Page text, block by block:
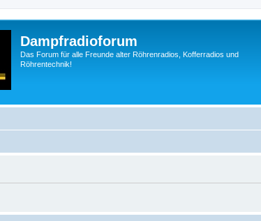
Dampfradioforum
Das Forum für alle Freunde alter Röhrenradios, Kofferradios und
Röhrentechnik!